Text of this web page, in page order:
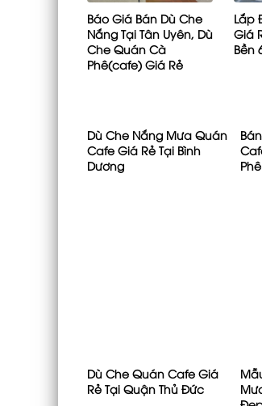
Báo Giá Bán Dù Che
Nắng Tại Tân Uyên, Dù
Che Quán Cà
Phê(cafe) Giá Rẻ
Lắp
Giá
Bền
Dù Che Nắng Mưa Quán
Cafe Giá Rẻ Tại Bình
Dương
Dù Che Quán Cafe Giá
Rẻ Tại Quận Thủ Đức